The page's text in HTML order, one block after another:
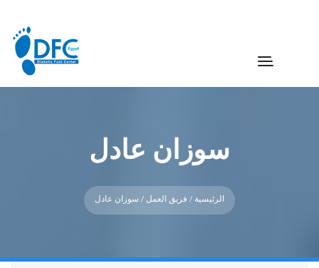
سوزان عادل
الرئيسية / فريق العمل / سوزان عادل